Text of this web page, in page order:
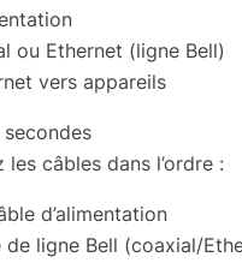
ou Ethernet (ligne Bell)
vers appareils
les câbles dans l’ordre :
d’alimentation
de ligne Bell (coaxial/